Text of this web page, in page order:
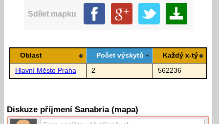
Sdílet mapku
Oblast Počet výskytů Každý x-tý
Hlavní Město Praha 2 562236
Diskuze příjmení Sanabria (mapa)